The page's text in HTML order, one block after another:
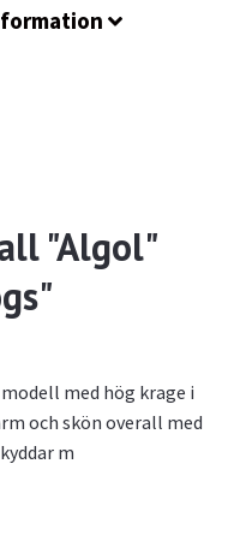
"Algol"
med hög krage i
och skön overall med
m